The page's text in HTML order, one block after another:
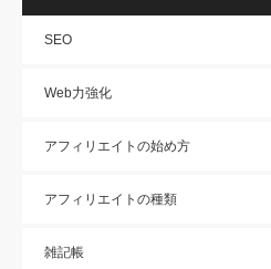
SEO
Web力強化
アフィリエイトの始め方
アフィリエイトの種類
雑記帳